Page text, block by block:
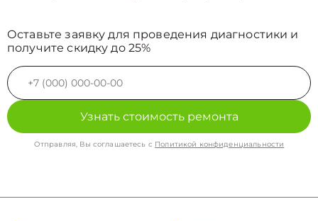
Оставьте заявку для проведения диагностики и
получите скидку до 25%
Узнать стоимость ремонта
Отправляя, Вы соглашаетесь с Политикой конфиденциальности